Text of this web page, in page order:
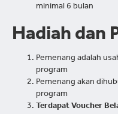
minimal 6 bulan
Hadiah dan
Pemenang adalah
program
Pemenang akan
program
Terdapat Voucher